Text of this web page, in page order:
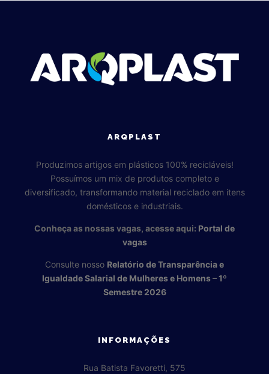
ARQPLAST
Produzimos artigos em plásticos 100% recicláveis!
Possuímos um mix de produtos completo e
diversificado, transformando material reciclado em itens
domésticos e industriais.
Conheça as nossas vagas, acesse aqui: Portal de
vagas
Consulte nosso Relatório de Transparência e
Igualdade Salarial de Mulheres e Homens – 1º
Semestre 2026
INFORMAÇÕES
Rua Batista Favoretti, 575